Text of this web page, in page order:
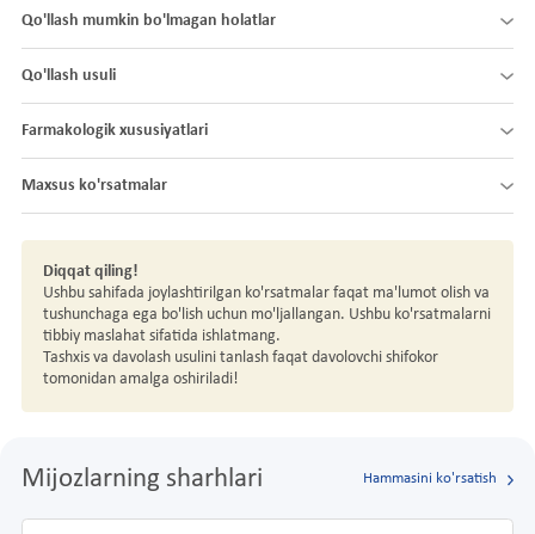
Qo'llash mumkin bo'lmagan holatlar
Qo'llash usuli
Farmakologik xususiyatlari
Maxsus ko'rsatmalar
Diqqat qiling!
Ushbu sahifada joylashtirilgan ko'rsatmalar faqat ma'lumot olish va
tushunchaga ega bo'lish uchun mo'ljallangan. Ushbu ko'rsatmalarni
tibbiy maslahat sifatida ishlatmang.
Tashxis va davolash usulini tanlash faqat davolovchi shifokor
tomonidan amalga oshiriladi!
Mijozlarning sharhlari Hammasini ko'rsatish